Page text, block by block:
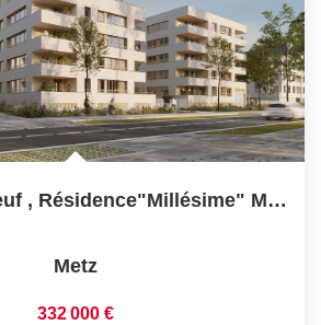
Programme Neuf , Résidence"Millésime" Maisons, Duplex,...
Metz
332 000 €